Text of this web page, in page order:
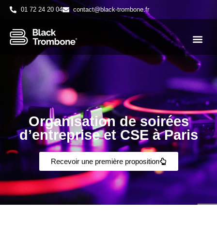
01 72 24 20 04 contact@black-trombone.fr
Organisation de soirées
d’entreprise et CSE à Paris
Recevoir une première proposition